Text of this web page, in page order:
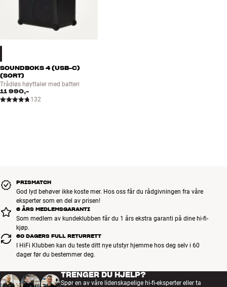
SOUNDBOKS 4 (USB-C)
(SORT)
Trådløs høyttaler med batteri
11 990,-
132
PRISMATCH
God lyd behøver ikke koste mer. Hos oss får du rådgivningen fra våre
eksperter som en del av prisen!
6 ÅRS MEDLEMSGARANTI
Som medlem av kundeklubben får du 1 års ekstra garanti på dine hi-fi-
kjøp.
60 DAGERS FULL RETURRETT
I HiFi Klubben kan du teste ditt nye utstyr hjemme hos deg selv i 60
dager før du bestemmer deg.
TRENGER DU HJELP?
Spør en av våre lidenskapelige hi-fi-eksperter eller ta